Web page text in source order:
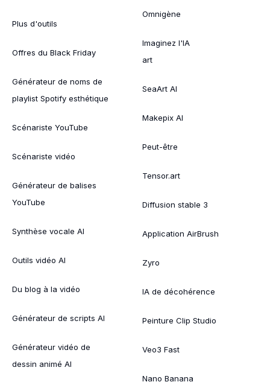
Plus d'outils
Offres du Black Friday
Générateur de noms de
playlist Spotify esthétique
Scénariste YouTube
Scénariste vidéo
Générateur de balises
YouTube
Synthèse vocale AI
Outils vidéo AI
Du blog à la vidéo
Générateur de scripts AI
Générateur vidéo de
dessin animé AI
Omnigène
Imaginez l'IA
art
SeaArt AI
Makepix AI
Peut-être
Tensor.art
Diffusion stable 3
Application AirBrush
Zyro
IA de décohérence
Peinture Clip Studio
Veo3 Fast
Nano Banana